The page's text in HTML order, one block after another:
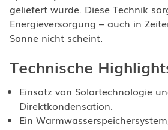
geliefert wurde. Diese Technik
Energieversorgung – auch in
Sonne nicht scheint.
Technische
Einsatz von Solartechnologie
Direktkondensation.
Ein